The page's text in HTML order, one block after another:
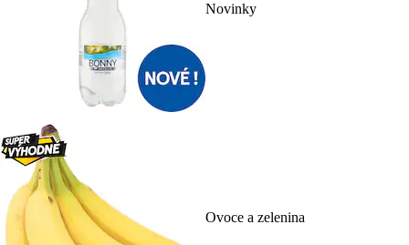
Novinky
Ovoce a zelenina